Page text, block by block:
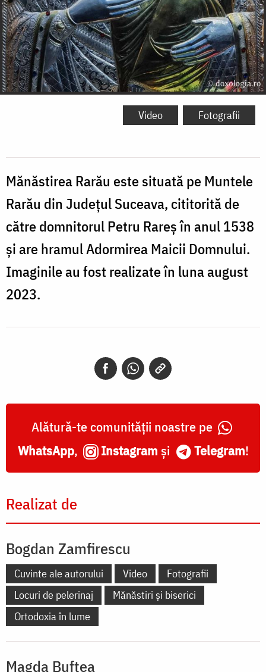
Video Fotografii
Mănăstirea Rarău este situată pe Muntele
Rarău din Județul Suceava, cititorită de
către domnitorul Petru Rareș în anul 1538
și are hramul Adormirea Maicii Domnului.
Imaginile au fost realizate în luna august
2023.
Alătură-te comunității noastre pe
WhatsApp, Instagram și Telegram!
Realizat de
Bogdan Zamfirescu
Cuvinte ale autorului Video
Fotografii
Locuri de pelerinaj
Mănăstiri și biserici
Ortodoxia în lume
Magda Buftea